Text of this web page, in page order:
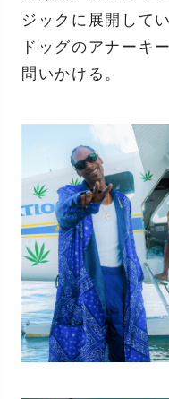
ジックに展開して
ドッグのアナーキ
問いかける。